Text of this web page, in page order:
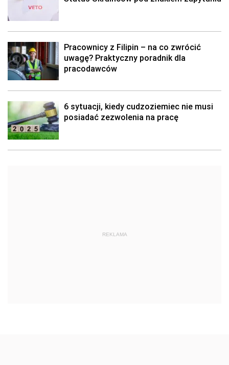
Pracownicy z Filipin – na co zwrócić
uwagę? Praktyczny poradnik dla
pracodawców
6 sytuacji, kiedy cudzoziemiec nie musi
posiadać zezwolenia na pracę
REKLAMA